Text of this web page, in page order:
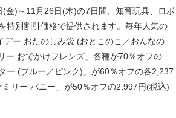
)～11月26日(木)の7日間、知育玩具、ロボ
特別割引価格で提供されます。毎年人気の
ー おたのしみ袋 (おとこのこ／おんなの
ー おでかけフレンズ」各種が70％オフの
ー (ブルー／ピンク)」が60％オフの各2,237
リー バニー」が50％オフの2,997円(税込)